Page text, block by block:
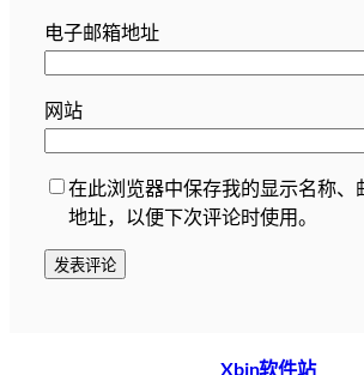
电子邮箱地址
网站
在此浏览器中保存我的显示名称、
地址，以便下次评论时使用。
Xbin软件站